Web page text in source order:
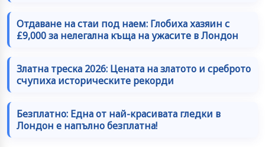
Отдаване на стаи под наем: Глобиха хазяин с
£9,000 за нелегална къща на ужасите в Лондон
Златна треска 2026: Цената на златото и среброто
счупиха историческите рекорди
Безплатно: Една от най-красивата гледки в
Лондон е напълно безплатна!